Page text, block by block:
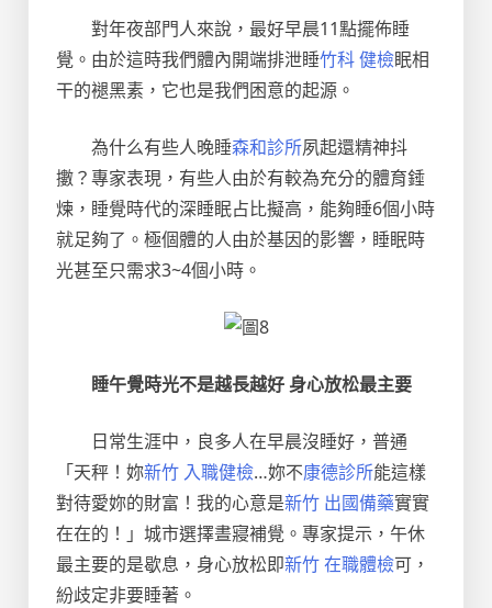
對年夜部門人來說，最好早晨11點擺佈睡
覺。由於這時我們體內開端排泄睡竹科 健檢眠相
干的褪黑素，它也是我們困意的起源。
為什么有些人晚睡森和診所夙起還精神抖
擻？專家表現，有些人由於有較為充分的體育錘
煉，睡覺時代的深睡眠占比擬高，能夠睡6個小時
就足夠了。極個體的人由於基因的影響，睡眠時
光甚至只需求3~4個小時。
睡午覺時光不是越長越好 身心放松最主要
日常生涯中，良多人在早晨沒睡好，普通
「天秤！妳新竹 入職健檢…妳不康德診所能這樣
對待愛妳的財富！我的心意是新竹 出國備藥實實
在在的！」城市選擇晝寢補覺。專家提示，午休
最主要的是歇息，身心放松即新竹 在職體檢可，
紛歧定非要睡著。